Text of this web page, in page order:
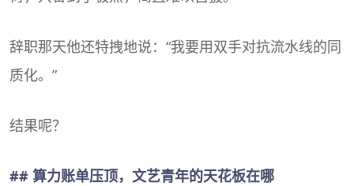
辞职那天他还特拽地说：“我要用双手对抗流水线的同
质化。”
结果呢？
## 算力账单压顶，文艺青年的天花板在哪